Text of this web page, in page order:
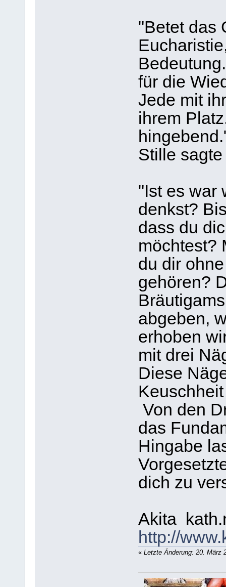
"Betet das
für die
Jede mit
ihrem
Stille
"Ist es war
denkst?
dass du
möchtest?
du dir
gehören?
abgeben,
erhoben
mit drei
Diese
Von den
das
Hingabe
dich zu
Akita
http://
« Letzte Änderung: 20. März